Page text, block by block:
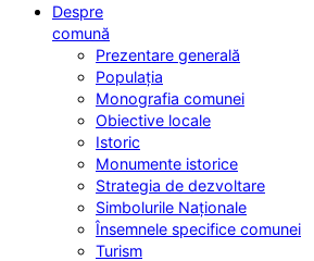
Despre
comună
Prezentare generală
Populația
Monografia comunei
Obiective locale
Istoric
Monumente istorice
Strategia de dezvoltare
Simbolurile Naționale
Însemnele specifice comunei
Turism